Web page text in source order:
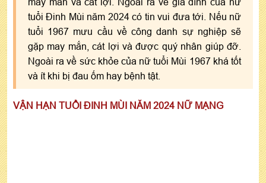
tuổi Đinh Mùi năm 2024 có tin vui đưa tới. Nếu nữ
tuổi 1967 mưu cầu về công danh sự nghiệp sẽ
gặp may mắn, cát lợi và được quý nhân giúp đỡ.
Ngoài ra về sức khỏe của nữ tuổi Mùi 1967 khá tốt
và ít khi bị đau ốm hay bệnh tật.
VẬN HẠN TUỔI ĐINH MÙI NĂM 2024 NỮ MẠNG